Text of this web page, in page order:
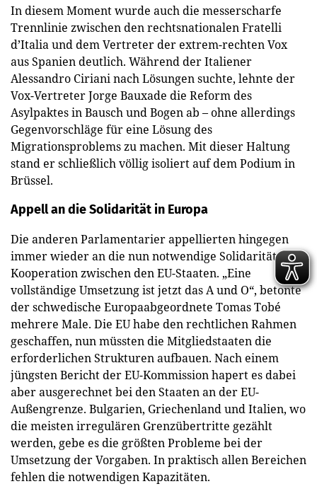
In diesem Moment wurde auch die messerscharfe
Trennlinie zwischen den rechtsnationalen Fratelli
d’Italia und dem Vertreter der extrem-rechten Vox
aus Spanien deutlich. Während der Italiener
Alessandro Ciriani nach Lösungen suchte, lehnte der
Vox-Vertreter Jorge Bauxade die Reform des
Asylpaktes in Bausch und Bogen ab – ohne allerdings
Gegenvorschläge für eine Lösung des
Migrationsproblems zu machen. Mit dieser Haltung
stand er schließlich völlig isoliert auf dem Podium in
Brüssel.
Appell an die Solidarität in Europa
Die anderen Parlamentarier appellierten hingegen
immer wieder an die nun notwendige Solidarität und
Kooperation zwischen den EU-Staaten. „Eine
vollständige Umsetzung ist jetzt das A und O“, betonte
der schwedische Europaabgeordnete Tomas Tobé
mehrere Male. Die EU habe den rechtlichen Rahmen
geschaffen, nun müssten die Mitgliedstaaten die
erforderlichen Strukturen aufbauen. Nach einem
jüngsten Bericht der EU-Kommission hapert es dabei
aber ausgerechnet bei den Staaten an der EU-
Außengrenze. Bulgarien, Griechenland und Italien, wo
die meisten irregulären Grenzübertritte gezählt
werden, gebe es die größten Probleme bei der
Umsetzung der Vorgaben. In praktisch allen Bereichen
fehlen die notwendigen Kapazitäten.